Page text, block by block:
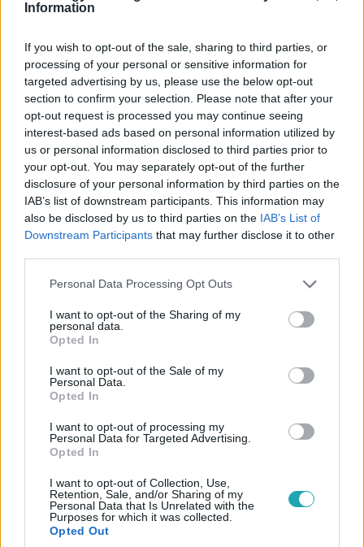
Information
If you wish to opt-out of the sale, sharing to third parties, or
processing of your personal or sensitive information for
targeted advertising by us, please use the below opt-out
section to confirm your selection. Please note that after your
opt-out request is processed you may continue seeing
interest-based ads based on personal information utilized by
us or personal information disclosed to third parties prior to
your opt-out. You may separately opt-out of the further
disclosure of your personal information by third parties on the
IAB’s list of downstream participants. This information may
also be disclosed by us to third parties on the IAB’s List of
Downstream Participants that may further disclose it to other
Please note that this website/app uses one or more Google
not limited to your visit or usage behaviour. You may click to
grant or deny consent to Google and its third-party tags to
use your data for below specified purposes in below Google
consent section.
Personal Data Processing Opt Outs
I want to opt-out of the Sharing of my
personal data.
Opted In
I want to opt-out of the Sale of my
Personal Data.
Opted In
I want to opt-out of processing my
Personal Data for Targeted Advertising.
Opted In
I want to opt-out of Collection, Use,
Retention, Sale, and/or Sharing of my
Personal Data that Is Unrelated with the
Purposes for which it was collected.
Opted Out
kislányukat két és fél éves korában veszítették el, Dettiék
pedig három babájukat gyászolják.
3:58
2026. május 16. 17:00
Hogyan lehet túlélni, ha elveszíted a gyerekedet?
Trokán Anna és Barabás Évi a legnehezebb
anyasorsokról: elindult a Bátorság Anyáknak program a
veszteségek feldolgozásáért.